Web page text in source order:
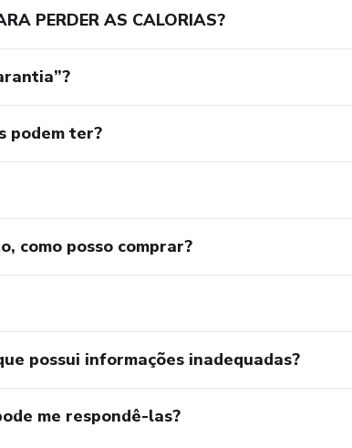
PERDER AS CALORIAS?
podem ter?
como posso comprar?
possui informações inadequadas?
me respondê-las?